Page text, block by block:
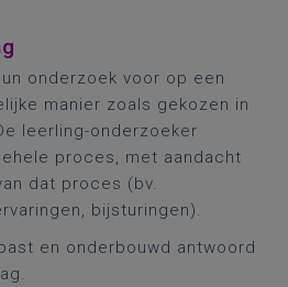
onderzoek voor op een
manier zoals gekozen in
leerling-onderzoeker
proces, met aandacht
dat proces (bv.
bijsturingen).
en onderbouwd antwoord